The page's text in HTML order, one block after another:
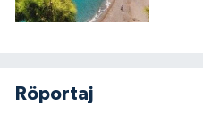
Röportaj